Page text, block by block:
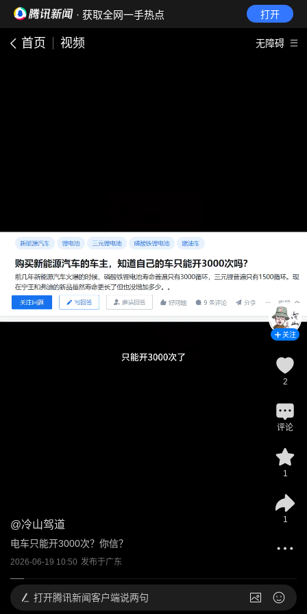
· 获取全网一手热点 打开
首页 视频 无障碍
@冷山驾道
电车只能开3000次？你信？
2026-06-19 10:50 发布于广东
关注
2
评论
1
1
打开腾讯新闻客户端说两句